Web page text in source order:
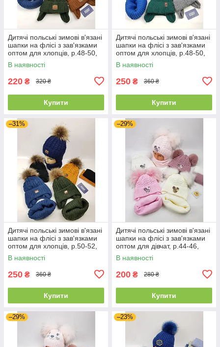
Дитячі польські зимові в'язані
шапки на флісі з зав'язками
оптом для хлопців, р.48-50,
Agbo
В наявності
220 ₴ 320 ₴
Купити
Дитячі польські зимові в'язані
шапки на флісі з зав'язками
оптом для хлопців, р.48-50,
Agbo
В наявності
250 ₴ 360 ₴
Купити
–31%
Дитячі польські зимові в'язані
шапки на флісі з зав'язками
оптом для хлопців, р.50-52,
Agbo
В наявності
250 ₴ 360 ₴
Купити
–29%
Дитячі польські зимові в'язані
шапки на флісі з зав'язками
оптом для дівчат, р.44-46,
Ambra (Польща)
В наявності
200 ₴ 280 ₴
Купити
–29% –23%